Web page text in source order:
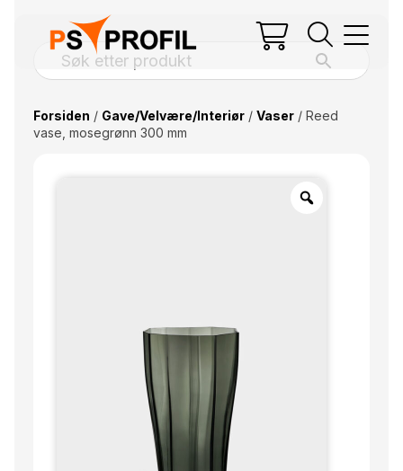
Forsiden / Gave/Velvære/Interiør/ Vaser/ Reed
vase, mosegrønn 300 mm